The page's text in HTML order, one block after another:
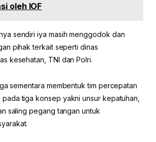
oleh IOF
sendiri iya masih menggodok dan
pihak terkait seperti dinas
kesehatan, TNI dan Polri.
sementara membentuk tim percepatan
tiga konsep yakni unsur kepatuhan,
saling pegang tangan untuk